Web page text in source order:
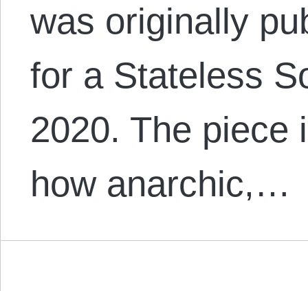
was originally
for a Stateless
2020. The piece
how anarchic,…